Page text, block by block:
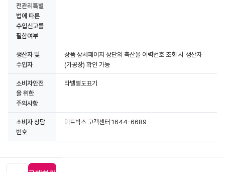
전관리특별
법에 따른
수입신고를
필함여부
생산자 및
수입자
상품 상세페이지 상단의 축산물 이력번호 조회 시 생산자
(가공장) 확인 가능
소비자안전
을 위한
주의사항
라벨별도표기
소비자 상담
번호
미트박스 고객센터 1644-6689